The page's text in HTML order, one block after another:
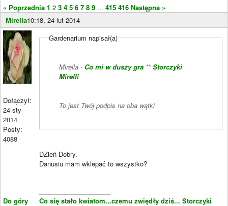
« Poprzednia 1 2 3 4 5 6 7 8 9 ... 415 416 Następna »
Mirella10:18, 24 lut 2014
Dołączył:
24 sty
2014
Posty:
4088
Do góry
Gardenarium napisał(a)
Mirella - Co mi w duszy gra**Storczyki
Mirelli
To jest Twój podpis na oba wątki
DZień Dobry.
Danusiu mam wklepać to wszystko?
Co się stało kwiatom...czemu zwiędły dziś... Storczyki